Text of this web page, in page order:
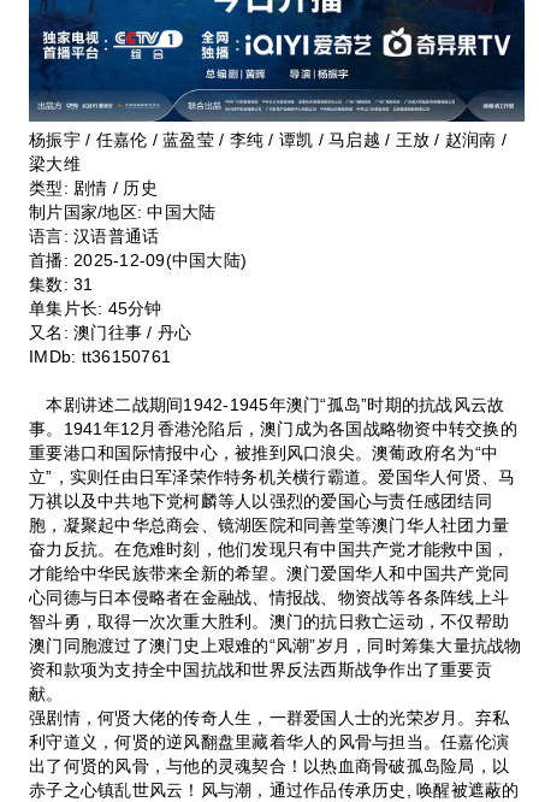
杨振宇 / 任嘉伦 / 蓝盈莹 / 李纯 / 谭凯 / 马启越 / 王放 / 赵润南 /
梁大维
类型: 剧情 / 历史
制片国家/地区: 中国大陆
语言: 汉语普通话
首播: 2025-12-09(中国大陆)
集数: 31
单集片长: 45分钟
又名: 澳门往事 / 丹心
IMDb: tt36150761
本剧讲述二战期间1942-1945年澳门“孤岛”时期的抗战风云故
事。1941年12月香港沦陷后，澳门成为各国战略物资中转交换的
重要港口和国际情报中心，被推到风口浪尖。澳葡政府名为“中
立”，实则任由日军泽荣作特务机关横行霸道。爱国华人何贤、马
万祺以及中共地下党柯麟等人以强烈的爱国心与责任感团结同
胞，凝聚起中华总商会、镜湖医院和同善堂等澳门华人社团力量
奋力反抗。在危难时刻，他们发现只有中国共产党才能救中国，
才能给中华民族带来全新的希望。澳门爱国华人和中国共产党同
心同德与日本侵略者在金融战、情报战、物资战等各条阵线上斗
智斗勇，取得一次次重大胜利。澳门的抗日救亡运动，不仅帮助
澳门同胞渡过了澳门史上艰难的“风潮”岁月，同时筹集大量抗战物
资和款项为支持全中国抗战和世界反法西斯战争作出了重要贡
献。
强剧情，何贤大佬的传奇人生，一群爱国人士的光荣岁月。弃私
利守道义，何贤的逆风翻盘里藏着华人的风骨与担当。任嘉伦演
出了何贤的风骨，与他的灵魂契合！以热血商骨破孤岛险局，以
赤子之心镇乱世风云！风与潮，通过作品传承历史, 唤醒被遮蔽的